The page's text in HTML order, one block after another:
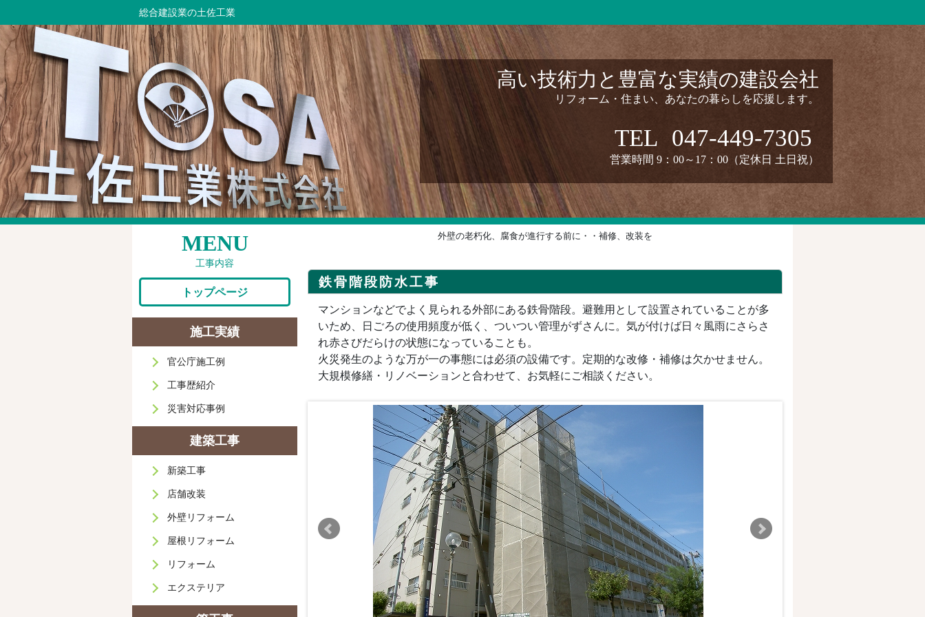
総合建設業の土佐工業
高い技術力と豊富な実績の建設会社
リフォーム・住まい、あなたの暮らしを応援します。
TEL 047-449-7305
営業時間 9：00～17：00（定休日 土日祝）
外壁の老朽化、腐食が進行する前に・・補修、改装を
鉄骨階段防水工事
マンションなどでよく見られる外部にある鉄骨階段。避難用として設置されていることが多
いため、日ごろの使用頻度が低く、ついつい管理がずさんに。気が付けば日々風雨にさらさ
れ赤さびだらけの状態になっていることも。
火災発生のような万が一の事態には必須の設備です。定期的な改修・補修は欠かせません。
大規模修繕・リノベーションと合わせて、お気軽にご相談ください。
MENU
工事内容
トップページ
施工実績
官公庁施工例
工事歴紹介
災害対応事例
建築工事
新築工事
店舗改装
外壁リフォーム
屋根リフォーム
リフォーム
エクステリア